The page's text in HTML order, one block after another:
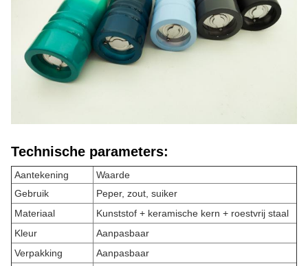
Technische parameters:
Aantekening
Waarde
Gebruik
Peper, zout, suiker
Materiaal
Kunststof + keramische kern + roestvrij staal
Kleur
Aanpasbaar
Verpakking
Aanpasbaar